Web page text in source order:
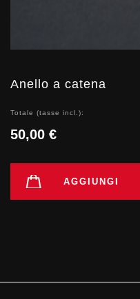
Anello a catena
Totale (tasse incl.):
50,00 €
AGGIUNGI